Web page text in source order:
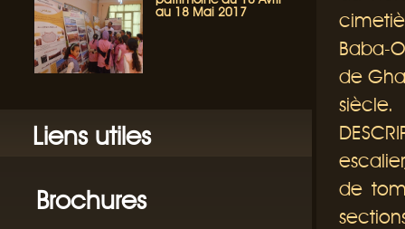
au 18 Mai 2017
Liens utiles
Brochures
Baba-
de
siècle.
de